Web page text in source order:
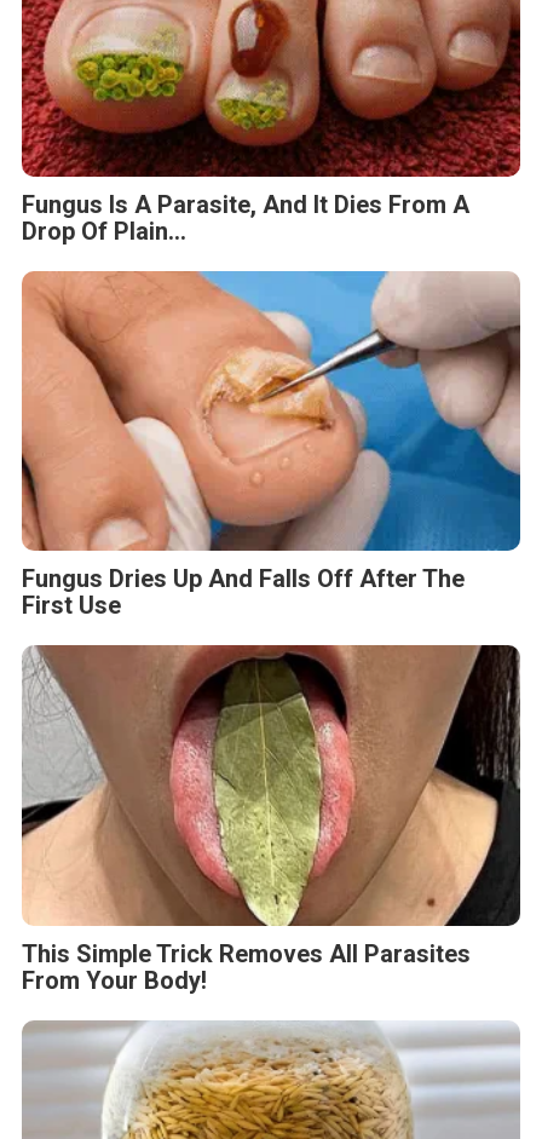
Fungus Is A Parasite, And It Dies From A
Drop Of Plain...
Fungus Dries Up And Falls Off After The
First Use
This Simple Trick Removes All Parasites
From Your Body!